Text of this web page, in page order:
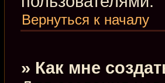
Вернуться к началу
» Как мне